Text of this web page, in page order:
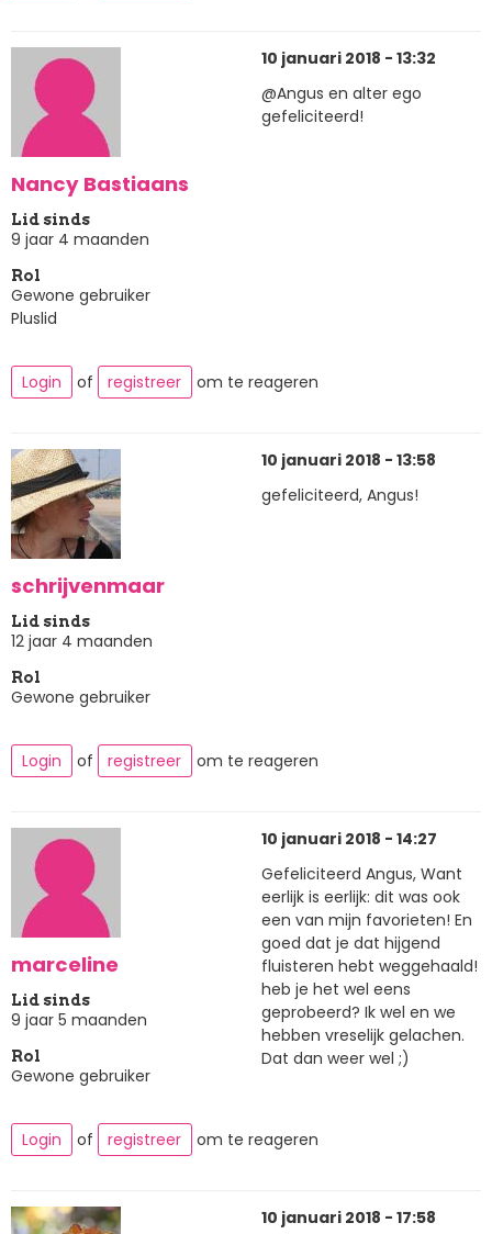
Nancy Bastiaans
Lid sinds
9 jaar 4 maanden
Rol
Gewone gebruiker
Pluslid
10 januari 2018 - 13:32
@Angus en alter ego
gefeliciteerd!
Login of registreer om te reageren
schrijvenmaar
Lid sinds
12 jaar 4 maanden
Rol
Gewone gebruiker
10 januari 2018 - 13:58
gefeliciteerd, Angus!
Login of registreer om te reageren
marceline
Lid sinds
9 jaar 5 maanden
Rol
Gewone gebruiker
10 januari 2018 - 14:27
Gefeliciteerd Angus, Want
eerlijk is eerlijk: dit was ook
een van mijn favorieten! En
goed dat je dat hijgend
fluisteren hebt weggehaald!
heb je het wel eens
geprobeerd? Ik wel en we
hebben vreselijk gelachen.
Dat dan weer wel ;)
Login of registreer om te reageren
10 januari 2018 - 17:58